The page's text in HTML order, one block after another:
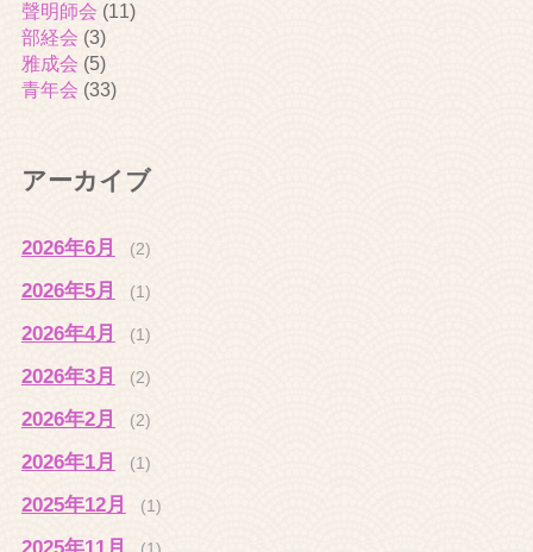
聲明師会 (11)
部経会 (3)
雅成会 (5)
青年会 (33)
アーカイブ
2026年6月 (2)
2026年5月 (1)
2026年4月 (1)
2026年3月 (2)
2026年2月 (2)
2026年1月 (1)
2025年12月 (1)